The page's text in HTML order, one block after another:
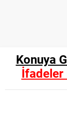
Konuya
İfadeler